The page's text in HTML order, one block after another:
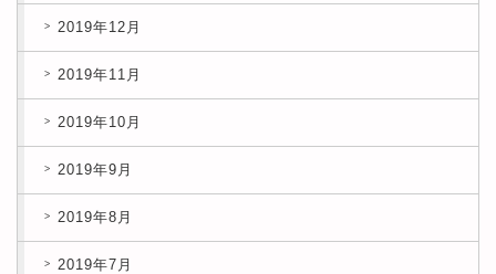
2019年12月
2019年11月
2019年10月
2019年9月
2019年8月
2019年7月